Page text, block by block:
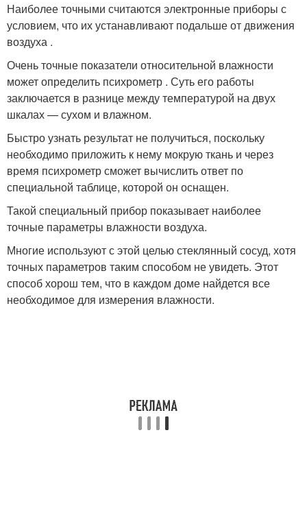
Наиболее точными считаются электронные приборы с
условием, что их устанавливают подальше от движения
воздуха .
Очень точные показатели относительной влажности
может определить психрометр . Суть его работы
заключается в разнице между температурой на двух
шкалах — сухом и влажном.
Быстро узнать результат не получиться, поскольку
необходимо приложить к нему мокрую ткань и через
время психрометр сможет вычислить ответ по
специальной таблице, которой он оснащен.
Такой специальный прибор показывает наиболее
точные параметры влажности воздуха.
Многие используют с этой целью стеклянный сосуд, хотя
точных параметров таким способом не увидеть. Этот
способ хорош тем, что в каждом доме найдется все
необходимое для измерения влажности.